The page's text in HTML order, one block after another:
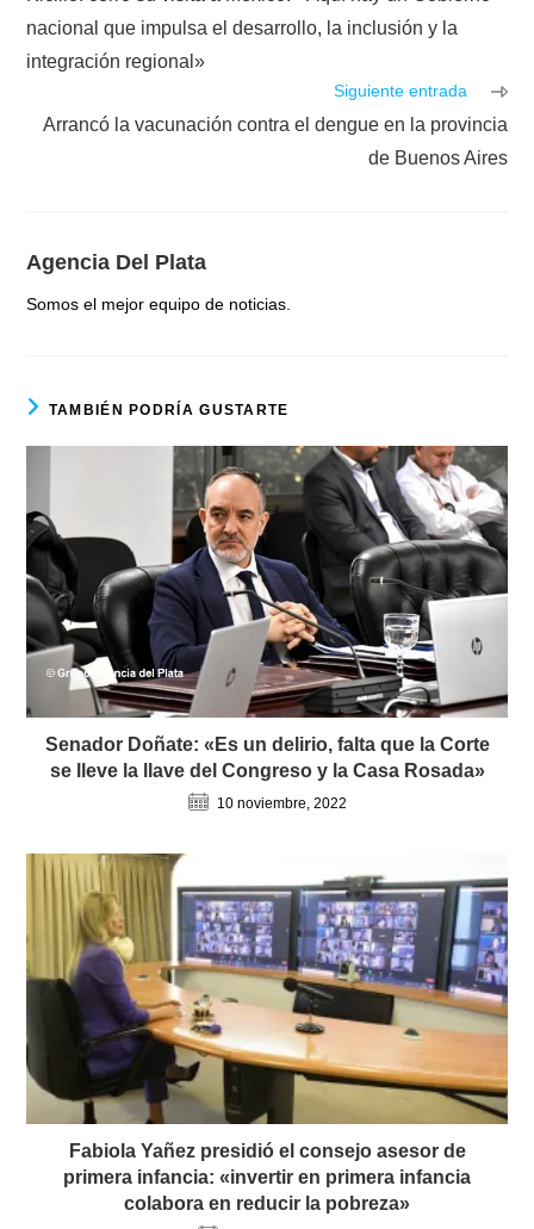
nacional que impulsa el desarrollo, la inclusión y la
integración regional»
Siguiente entrada
Arrancó la vacunación contra el dengue en la provincia
de Buenos Aires
Agencia Del Plata
Somos el mejor equipo de noticias.
TAMBIÉN PODRÍA GUSTARTE
Senador Doñate: «Es un delirio, falta que la Corte
se lleve la llave del Congreso y la Casa Rosada»
10 noviembre, 2022
Fabiola Yañez presidió el consejo asesor de
primera infancia: «invertir en primera infancia
colabora en reducir la pobreza»